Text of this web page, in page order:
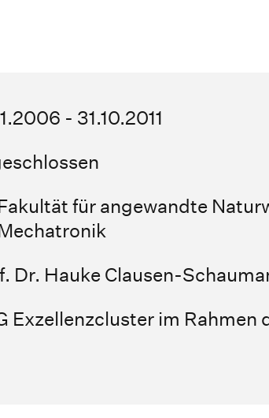
- 31.10.2011
für angewandte
Dr. Hauke Clausen-
Exzellenzcluster im Rahmen